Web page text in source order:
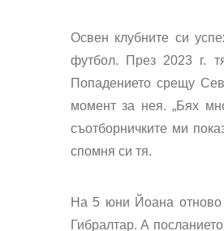
Освен клубните си
футбол. През 2023 г.
Попадението срещу
момент за нея. „Бях
съотборничките ми
спомня си тя.
На 5 юни Йоана отново
Гибралтар. А